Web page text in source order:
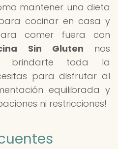
mantener una dieta
cocinar en casa y
comer fuera con
Sin Gluten nos
brindarte toda la
para disfrutar al
equilibrada y
ni restricciones!